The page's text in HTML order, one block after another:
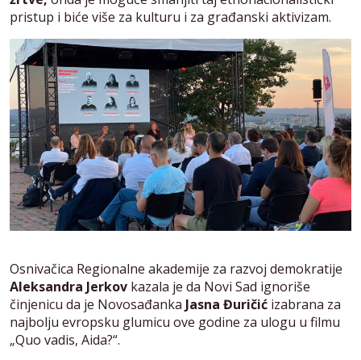
pristup i biće više za kulturu i za građanski aktivizam.
Osnivačica Regionalne akademije za razvoj demokratije
Aleksandra Jerkov kazala je da Novi Sad ignoriše
činjenicu da je Novosađanka Jasna Đuričić izabrana za
najbolju evropsku glumicu ove godine za ulogu u filmu
„Quo vadis, Aida?“.